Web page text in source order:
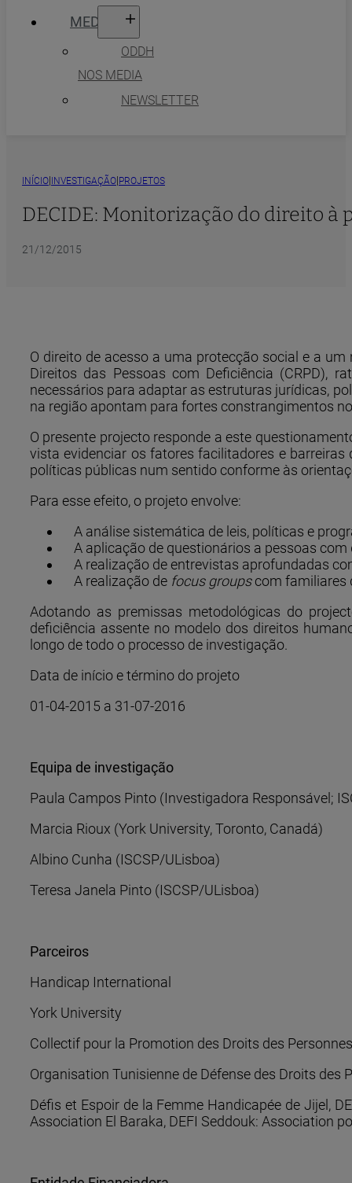
MEDIA
ODDH
NOS MEDIA
NEWSLETTER
INÍCIO|INVESTIGAÇÃO|PROJETOS
DECIDE: Monitorização do direito à
21/12/2015
O direito de acesso a uma protecção social e a
Direitos das Pessoas com Deficiência (CRPD),
necessários para adaptar as estruturas jurídicas,
na região apontam para fortes constrangimentos
O presente projecto responde a este
vista evidenciar os fatores facilitadores e
políticas públicas num sentido conforme às
Para esse efeito, o projeto envolve:
A análise sistemática de leis, políticas e
A aplicação de questionários a pessoas com
A realização de entrevistas aprofundadas
A realização de focus groupscom familiares
Adotando as premissas metodológicas do
deficiência assente no modelo dos direitos
longo de todo o processo de investigação.
Data de início e término do projeto
01-04-2015 a 31-07-2016
Equipa de investigação
Paula Campos Pinto (Investigadora Responsável;
Marcia Rioux (York University, Toronto, Canadá)
Albino Cunha (ISCSP/ULisboa)
Teresa Janela Pinto (ISCSP/ULisboa)
Parceiros
Handicap International
York University
Collectif pour la Promotion des Droits des
Organisation Tunisienne de Défense des Droits des
Défis et Espoir de la Femme Handicapée de Jijel,
Association El Baraka, DEFI Seddouk: Association